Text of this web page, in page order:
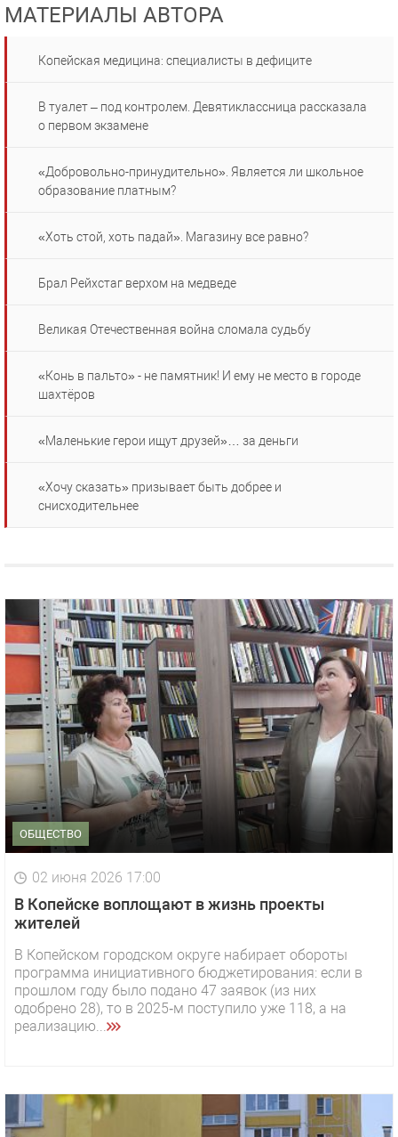
МАТЕРИАЛЫ АВТОРА
Копейская медицина: специалисты в дефиците
В туалет – под контролем. Девятиклассница рассказала
о первом экзамене
«Добровольно-принудительно». Является ли школьное
образование платным?
«Хоть стой, хоть падай». Магазину все равно?
Брал Рейхстаг верхом на медведе
Великая Отечественная война сломала судьбу
«Конь в пальто» - не памятник! И ему не место в городе
шахтёров
«Маленькие герои ищут друзей»… за деньги
«Хочу сказать» призывает быть добрее и
снисходительнее
ОБЩЕСТВО
02 июня 2026 17:00
В Копейске воплощают в жизнь проекты
жителей
В Копейском городском округе набирает обороты
программа инициативного бюджетирования: если в
прошлом году было подано 47 заявок (из них
одобрено 28), то в 2025‑м поступило уже 118, а на
реализацию...